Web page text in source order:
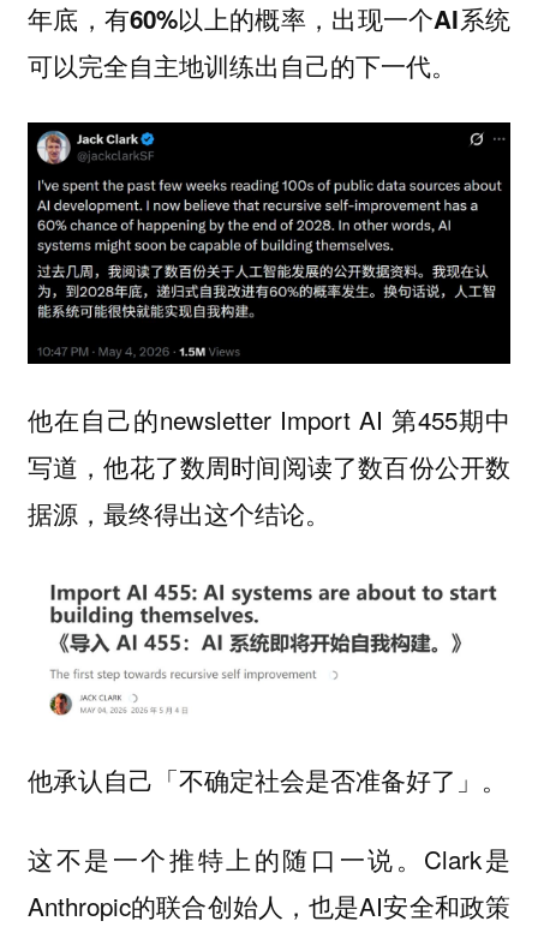
年底，有60%以上的概率，出现一个AI系统
可以完全自主地训练出自己的下一代。
他在自己的newsletter Import AI 第455期中
写道，他花了数周时间阅读了数百份公开数
据源，最终得出这个结论。
他承认自己「不确定社会是否准备好了」。
这不是一个推特上的随口一说。Clark是
Anthropic的联合创始人，也是AI安全和政策